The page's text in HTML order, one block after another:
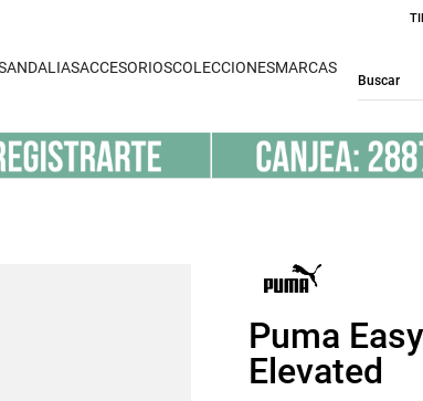
ACCESORIOSCOLECCIONESMARCAS
Puma
Elevated